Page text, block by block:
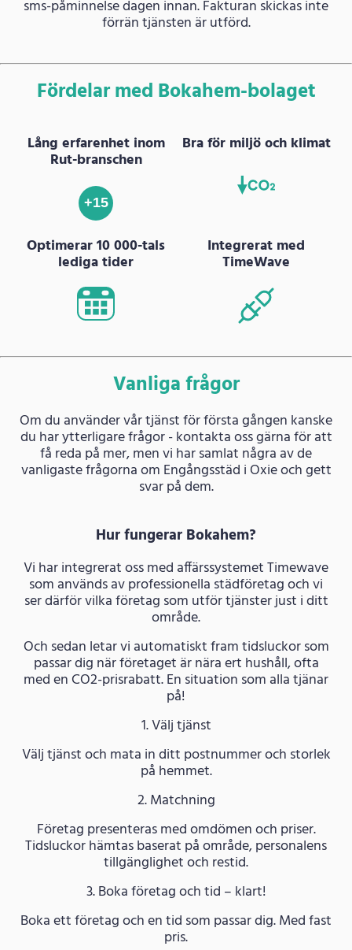
sms-påminnelse dagen innan. Fakturan skickas inte
förrän tjänsten är utförd.
Fördelar med Bokahem-bolaget
Lång erfarenhet inom
Rut-branschen
+15
Bra för miljö och klimat
Optimerar 10 000-tals
lediga tider
Integrerat med
TimeWave
Vanliga frågor
Om du använder vår tjänst för första gången kanske
du har ytterligare frågor - kontakta oss gärna för att
få reda på mer, men vi har samlat några av de
vanligaste frågorna om Engångsstäd i Oxie och gett
svar på dem.
Hur fungerar Bokahem?
Vi har integrerat oss med affärssystemet Timewave
som används av professionella städföretag och vi
ser därför vilka företag som utför tjänster just i ditt
område.
Och sedan letar vi automatiskt fram tidsluckor som
passar dig när företaget är nära ert hushåll, ofta
med en CO2-prisrabatt. En situation som alla tjänar
på!
1. Välj tjänst
Välj tjänst och mata in ditt postnummer och storlek
på hemmet.
2. Matchning
Företag presenteras med omdömen och priser.
Tidsluckor hämtas baserat på område, personalens
tillgänglighet och restid.
3. Boka företag och tid – klart!
Boka ett företag och en tid som passar dig. Med fast
pris.